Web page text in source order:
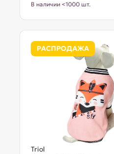
В наличии <1000 шт.
РАСПРОДАЖА
Triol